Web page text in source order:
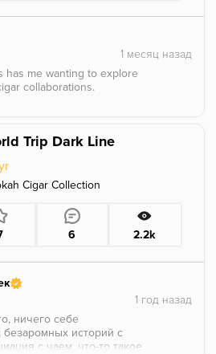
и довольно скромная
me wanting to explore
collaborations.
Trip Dark Line
Cigar Collection
6 2.2k
ничего себе
историй с
с чаем, что-то такое